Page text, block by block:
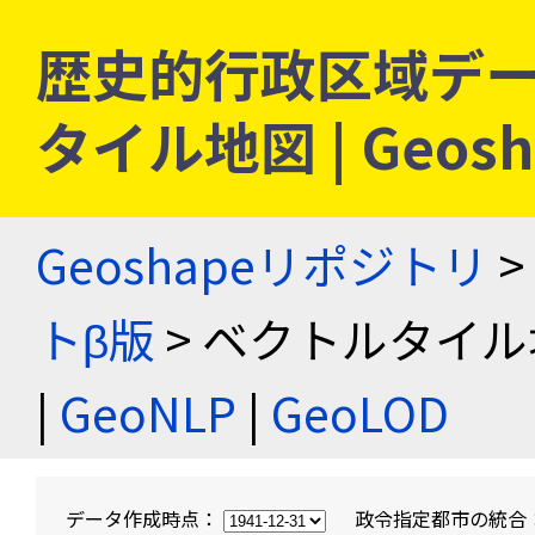
歴史的行政区域デ
タイル地図 |
Geoshapeリポジトリ >
トβ版 > ベクトルタイ
| GeoNLP | GeoLOD
データ作成時点： 政令指定都市の統